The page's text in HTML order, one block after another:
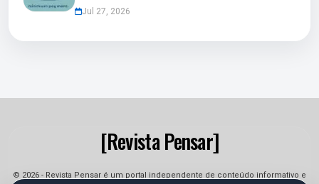
Jul 27, 2026
[Revista Pensar]
© 2026 - Revista Pensar é um portal independente de conteúdo informativo e